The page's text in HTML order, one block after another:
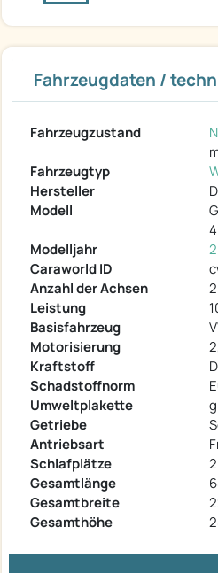
Fahrzeugdaten /
Fahrzeugzustand
Fahrzeugtyp
Hersteller
Modell
Modelljahr
Caraworld ID
Anzahl der Achsen
2
Leistung
Basisfahrzeug
Motorisierung
Kraftstoff
Schadstoffnorm
Umweltplakette
Getriebe
Antriebsart
Schlafplätze
2
Gesamtlänge
Gesamtbreite
Gesamthöhe